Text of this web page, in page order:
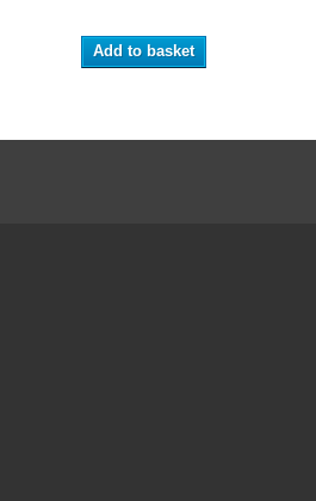
Add to basket